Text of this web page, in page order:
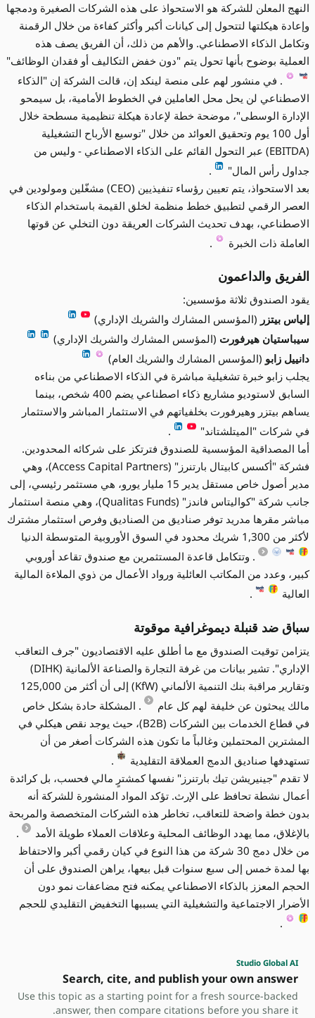
النهج المعلن للشركة هو الاستحواذ على هذه الشركات الصغيرة ودمجها
وإعادة هيكلتها لتتحول إلى كيانات أكبر وأكثر كفاءة من خلال الرقمنة
وتكامل الذكاء الاصطناعي. والأهم من ذلك، أن الفريق يصف هذه
العملية بوضوح بأنها تحول يتم "دون خفض التكاليف أو فقدان الوظائف"
. في منشور لهم على منصة لينكد إن، قالت الشركة إن "الذكاء
الاصطناعي لن يحل محل العاملين في الخطوط الأمامية، بل سيمحو
الإدارة الوسطى"، موضحة خطة لإعادة هيكلة تنظيمية مسطحة خلال
أول 100 يوم وتحقيق العوائد من خلال "توسيع الأرباح التشغيلية
(EBITDA) عبر التحول القائم على الذكاء الاصطناعي - وليس من
جداول رأس المال"
.
بعد الاستحواذ، يتم تعيين رؤساء تنفيذيين (CEO) مشغّلين ومولودين في
العصر الرقمي لتطبيق خطط منظمة لخلق القيمة باستخدام الذكاء
الاصطناعي، بهدف تحديث الشركات العريقة دون التخلي عن قوتها
العاملة ذات الخبرة
.
الفريق والداعمون
يقود الصندوق ثلاثة مؤسسين:
إلياس بيتزر (المؤسس المشارك والشريك الإداري)
سيباستيان هيرفورت (المؤسس المشارك والشريك الإداري)
دانييل زابو (المؤسس المشارك والشريك العام)
يجلب زابو خبرة تشغيلية مباشرة في الذكاء الاصطناعي من بناءه
السابق لاستوديو مشاريع ذكاء اصطناعي يضم 400 شخص، بينما
يساهم بيتزر وهيرفورت بخلفياتهم في الاستثمار المباشر والاستثمار
في شركات "الميتلشتاند"
.
أما المصداقية المؤسسية للصندوق فترتكز على شركائه المحدودين.
فشركة "أكسس كابيتال بارتنرز" (Access Capital Partners)، وهي
مدير أصول خاص مستقل يدير 15 مليار يورو، هي مستثمر رئيسي، إلى
جانب شركة "كواليتاس فاندز" (Qualitas Funds)، وهي منصة استثمار
مباشر مقرها مدريد توفر صناديق من الصناديق وفرص استثمار مشترك
لأكثر من 1,300 شريك محدود في السوق الأوروبية المتوسطة الدنيا
. وتتكامل قاعدة المستثمرين مع صندوق تقاعد أوروبي
كبير، وعدد من المكاتب العائلية ورواد الأعمال من ذوي الملاءة المالية
العالية
.
سباق ضد قنبلة ديموغرافية موقوتة
يتزامن توقيت الصندوق مع ما أطلق عليه الاقتصاديون "جرف التعاقب
الإداري". تشير بيانات من غرفة التجارة والصناعة الألمانية (DIHK)
وتقارير مراقبة بنك التنمية الألماني (KfW) إلى أن أكثر من 125,000
مالك يبحثون عن خليفة لهم كل عام
. المشكلة حادة بشكل خاص
في قطاع الخدمات بين الشركات (B2B)، حيث يوجد نقص هيكلي في
المشترين المحتملين وغالباً ما تكون هذه الشركات أصغر من أن
تستهدفها صناديق الدمج العملاقة التقليدية
.
لا تقدم "جينيريشن تيك بارتنرز" نفسها كمشترٍ مالي فحسب، بل كرائدة
أعمال نشطة تحافظ على الإرث. تؤكد المواد المنشورة للشركة أنه
بدون خطة واضحة للتعاقب، تخاطر هذه الشركات المتخصصة والمربحة
بالإغلاق، مما يهدد الوظائف المحلية وعلاقات العملاء طويلة الأمد
.
من خلال دمج 30 شركة من هذا النوع في كيان رقمي أكبر والاحتفاظ
بها لمدة خمس إلى سبع سنوات قبل بيعها، يراهن الصندوق على أن
الحجم المعزز بالذكاء الاصطناعي يمكنه فتح مضاعفات نمو دون
الأضرار الاجتماعية والتشغيلية التي يسببها التخفيض التقليدي للحجم
.
Studio Global AI
Search, cite, and publish your own answer
Use this topic as a starting point for a fresh source-backed
answer, then compare citations before you share it.